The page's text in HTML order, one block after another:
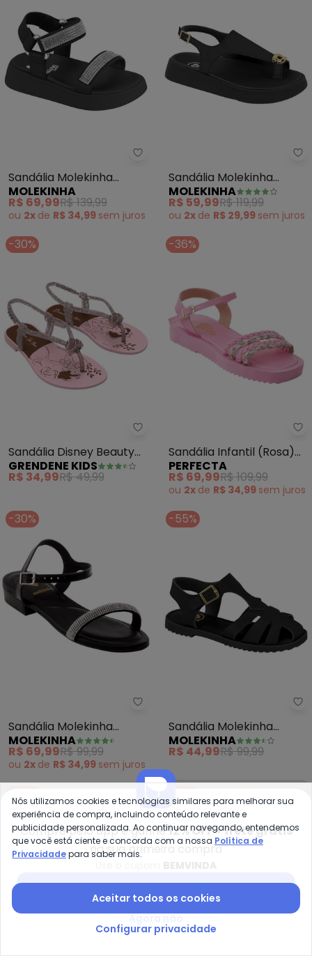
Molekinha - Sandália
Sandália Molekinha
(Preto)
MOLEKINHA
R$ 69,99R$ 139,99
ou 2x de R$ 34,99 sem juros
Sandália Molekinha
(Preta) em Sintético
MOLEKINHA
R$ 59,99R$ 119,99
ou 2x de R$ 29,99 sem juros
-30%
Grendene Kids - Sandália
Sandália Disney Beauty
(Rosa)
GRENDENE KIDS
R$ 34,99R$ 49,99
-36%
Sandália Infantil (Rosa)
em Sintético
PERFECTA
R$ 69,99R$ 109,99
ou 2x de R$ 34,99 sem juros
-30%
Molekinha - Sandália
Sandália Molekinha
(Preta) em Sintético
MOLEKINHA
R$ 69,99R$ 99,99
ou 2x de R$ 34,99 sem juros
-55%
Sandália Molekinha
(Preta) em Sintético
MOLEKINHA
R$ 44,99R$ 99,99
Compre pelo app e ganhe12% OFF + frete grátis
na sua primeira compra
Nós utilizamos cookies e tecnologias similares para melhorar sua
experiência de compra, incluindo conteúdo relevante e
publicidade personalizada. Ao continuar navegando, entendemos
que você está ciente e concorda com a nossa Política de
Privacidadepara saber mais.
Aceitar todos os cookies
Configurar privacidade